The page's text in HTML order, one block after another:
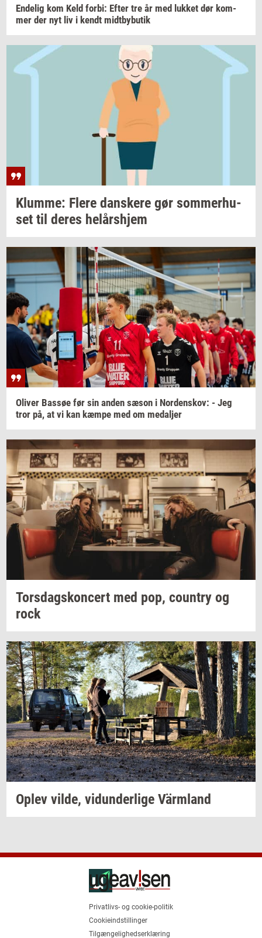
En­de­lig kom Keld forbi: Efter tre år med luk­ket dør kom­
mer der nyt liv i kendt midt­by­bu­tik
Klum­me: Flere dan­ske­re gør som­mer­hu­
set til deres helårs­hjem
Oli­ver Bas­søe før sin anden sæson i Nor­denskov: - Jeg
tror på, at vi kan kæmpe med om me­dal­jer
Tors­dags­kon­cert med pop, co­un­try og
rock
Oplev vilde, vi­dun­der­li­ge Värmland
Privatlivs- og cookie-politik
Cookieindstillinger
Tilgængelighedserklæring